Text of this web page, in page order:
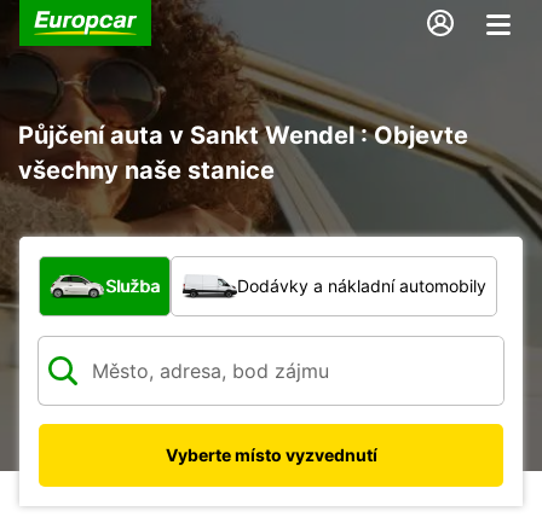
Půjčení auta v Sankt Wendel : Objevte
všechny naše stanice
Jaký typ vozidla?
Služba Dodávky a nákladní automobily
Vyberte místo vyzvednutí